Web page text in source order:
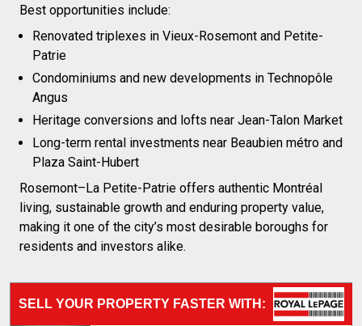
Best opportunities include:
Renovated triplexes in Vieux-Rosemont and Petite-
Patrie
Condominiums and new developments in Technopôle
Angus
Heritage conversions and lofts near Jean-Talon Market
Long-term rental investments near Beaubien métro and
Plaza Saint-Hubert
Rosemont–La Petite-Patrie offers authentic Montréal
living, sustainable growth and enduring property value,
making it one of the city’s most desirable boroughs for
residents and investors alike.